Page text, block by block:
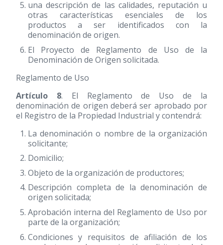
una descripción de las calidades, reputación u
otras características esenciales de los
productos a ser identificados con la
denominación de origen.
El Proyecto de Reglamento de Uso de la
Denominación de Origen solicitada.
Reglamento de Uso
Artículo 8. El Reglamento de Uso de la
denominación de origen deberá ser aprobado por
el Registro de la Propiedad Industrial y contendrá:
La denominación o nombre de la organización
solicitante;
Domicilio;
Objeto de la organización de productores;
Descripción completa de la denominación de
origen solicitada;
Aprobación interna del Reglamento de Uso por
parte de la organización;
Condiciones y requisitos de afiliación de los